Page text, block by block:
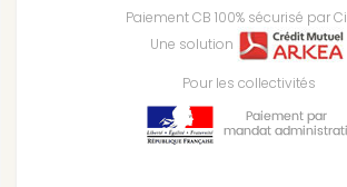
Paiement CB 100% sécurisé par
Une solution
Pour les collectivités